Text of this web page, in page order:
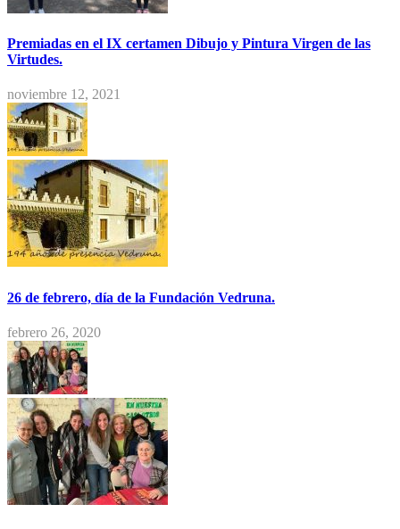
Premiadas en el IX certamen Dibujo y Pintura Virgen de las
Virtudes.
noviembre 12, 2021
26 de febrero, día de la Fundación Vedruna.
febrero 26, 2020